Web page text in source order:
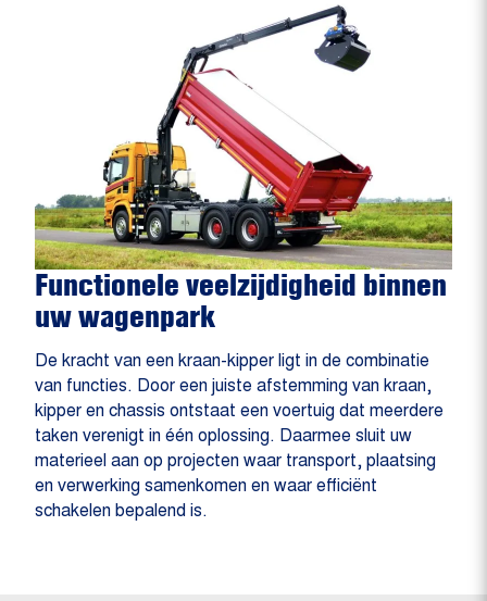
Functionele veelzijdigheid binnen
uw wagenpark
De kracht van een kraan-kipper ligt in de combinatie
van functies. Door een juiste afstemming van kraan,
kipper en chassis ontstaat een voertuig dat meerdere
taken verenigt in één oplossing. Daarmee sluit uw
materieel aan op projecten waar transport, plaatsing
en verwerking samenkomen en waar efficiënt
schakelen bepalend is.